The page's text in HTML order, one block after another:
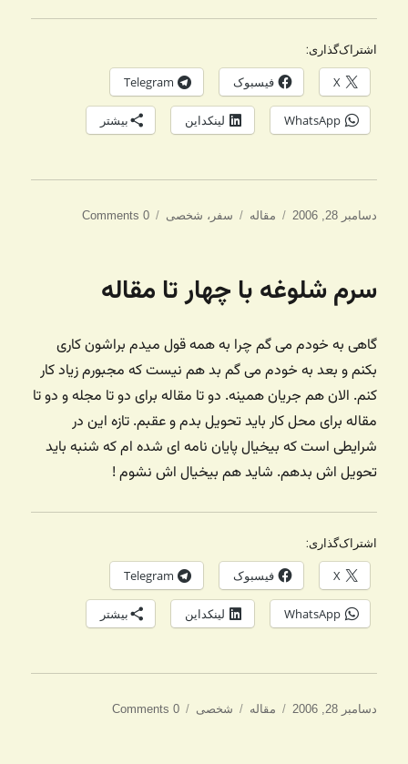
اشتراک‌گذاری:
X فیسبوک Telegram
WhatsApp لینکداین بیشتر
ارسال
دسامبر 28, 2006 دسته‌ها
مقاله برچسب‌ها
سفر ، شخصی 0 Comments
سرم شلوغه با چهار تا مقاله
گاهی به خودم می گم چرا به همه قول میدم براشون کاری
بکنم و بعد به خودم می گم بد هم نیست که مجبورم زیاد کار
کنم. الان هم جریان همینه. دو تا مقاله برای دو تا مجله و دو تا
مقاله برای محل کار باید تحویل بدم و عقبم. تازه این در
شرایطی است که بیخیال پایان نامه ای شده ام که شنبه باید
تحویل اش بدهم. شاید هم بیخیال اش نشوم !
اشتراک‌گذاری:
X فیسبوک Telegram
WhatsApp لینکداین بیشتر
ارسال
دسامبر 28, 2006 دسته‌ها
مقاله برچسب‌ها
شخصی 0 Comments